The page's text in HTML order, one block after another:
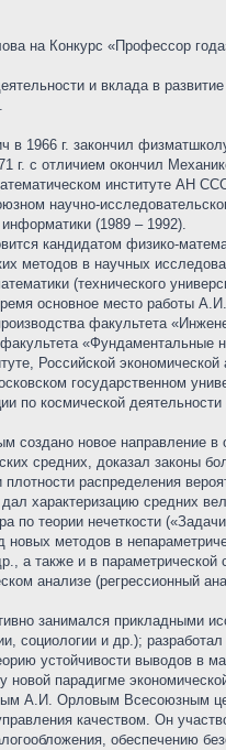
на Конкурс «Профессор
и вклада в
в 1966 г. закончил
г. с отличием окончил
институте АН
научно-
(1989 – 1992).
кандидатом физико-
методов в научных
(технического
основное место работы
факультета
Российской
государственном
по космической
новое направление в
средних, доказал законы
плотности распределения
характеризацию средних
по теории нечеткости
методов в
а также и в
анализе (регрессионный
занимался прикладными
социологии и др.);
устойчивости выводов в
парадигме
А.И. Орловым Всесоюзным
качеством. Он
обеспечению